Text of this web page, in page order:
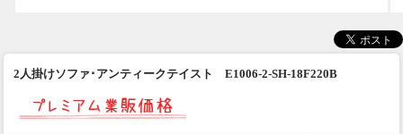
2人掛けソファ･アンティークテイスト E1006-2-SH-18F220B